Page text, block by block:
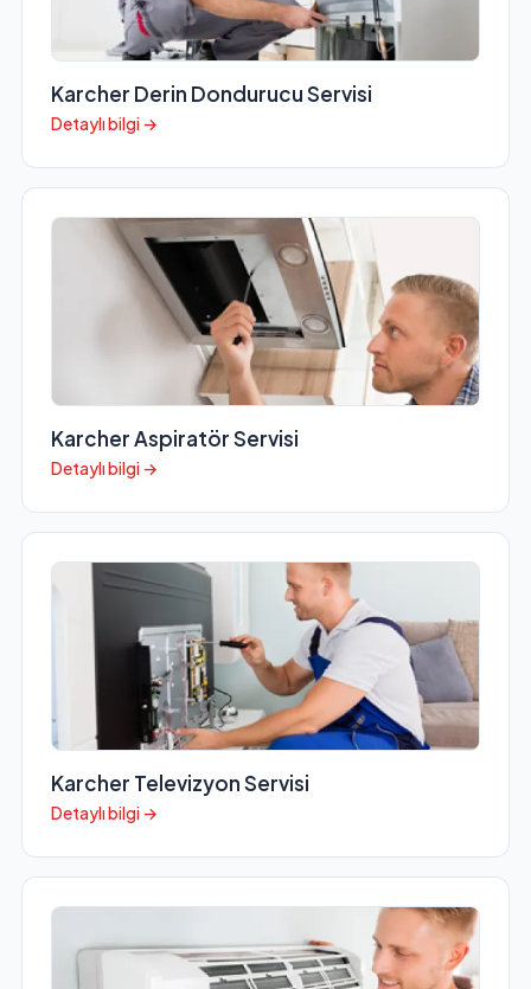
Karcher Derin Dondurucu Servisi
Detaylı bilgi →
Karcher Aspiratör Servisi
Detaylı bilgi →
Karcher Televizyon Servisi
Detaylı bilgi →